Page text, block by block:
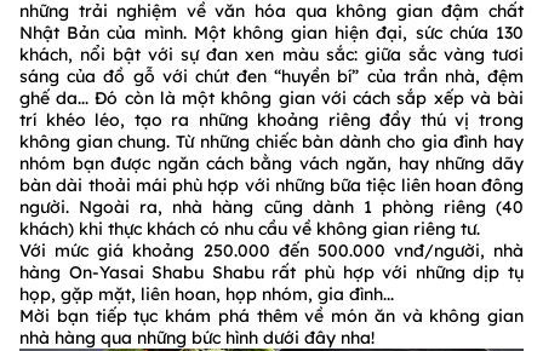
những trải nghiệm về văn hóa qua không gian đậm chất
Nhật Bản của mình. Một không gian hiện đại, sức chứa 130
khách, nổi bật với sự đan xen màu sắc: giữa sắc vàng tươi
sáng của đồ gỗ với chút đen “huyền bí” của trần nhà, đệm
ghế da... Đó còn là một không gian với cách sắp xếp và bài
trí khéo léo, tạo ra những khoảng riêng đầy thú vị trong
không gian chung. Từ những chiếc bàn dành cho gia đình hay
nhóm bạn được ngăn cách bằng vách ngăn, hay những dãy
bàn dài thoải mái phù hợp với những bữa tiệc liên hoan đông
người. Ngoài ra, nhà hàng cũng dành 1 phòng riêng (40
khách) khi thực khách có nhu cầu về không gian riêng tư.
Với mức giá khoảng 250.000 đến 500.000 vnđ/người, nhà
hàng On-Yasai Shabu Shabu rất phù hợp với những dịp tụ
họp, gặp mặt, liên hoan, họp nhóm, gia đình...
Mời bạn tiếp tục khám phá thêm về món ăn và không gian
nhà hàng qua những bức hình dưới đây nha!